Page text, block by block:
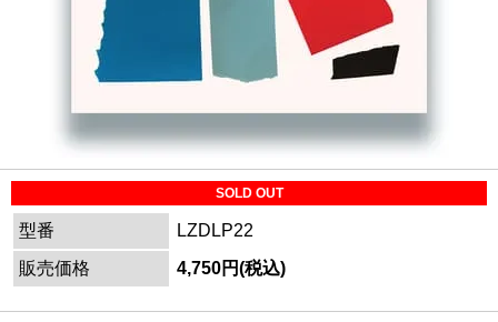
SOLD OUT
型番
LZDLP22
販売価格
4,750円(税込)